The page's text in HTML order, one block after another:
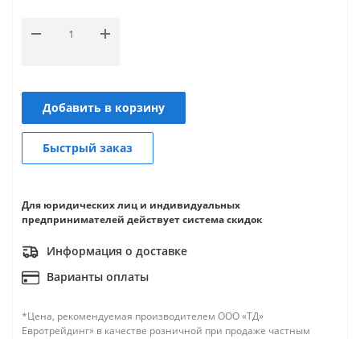
Добавить в корзину
Быстрый заказ
Для юридических лиц и индивидуальных
предпринимателей действует система скидок
Информация о доставке
Варианты оплаты
*Цена, рекомендуемая производителем ООО «ТД»
Евротрейдинг» в качестве розничной при продаже частным